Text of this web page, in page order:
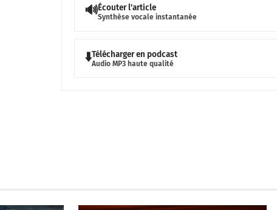
🔊Écouter l'article
Synthèse vocale instantanée
⬇️Télécharger en podcast
Audio MP3 haute qualité